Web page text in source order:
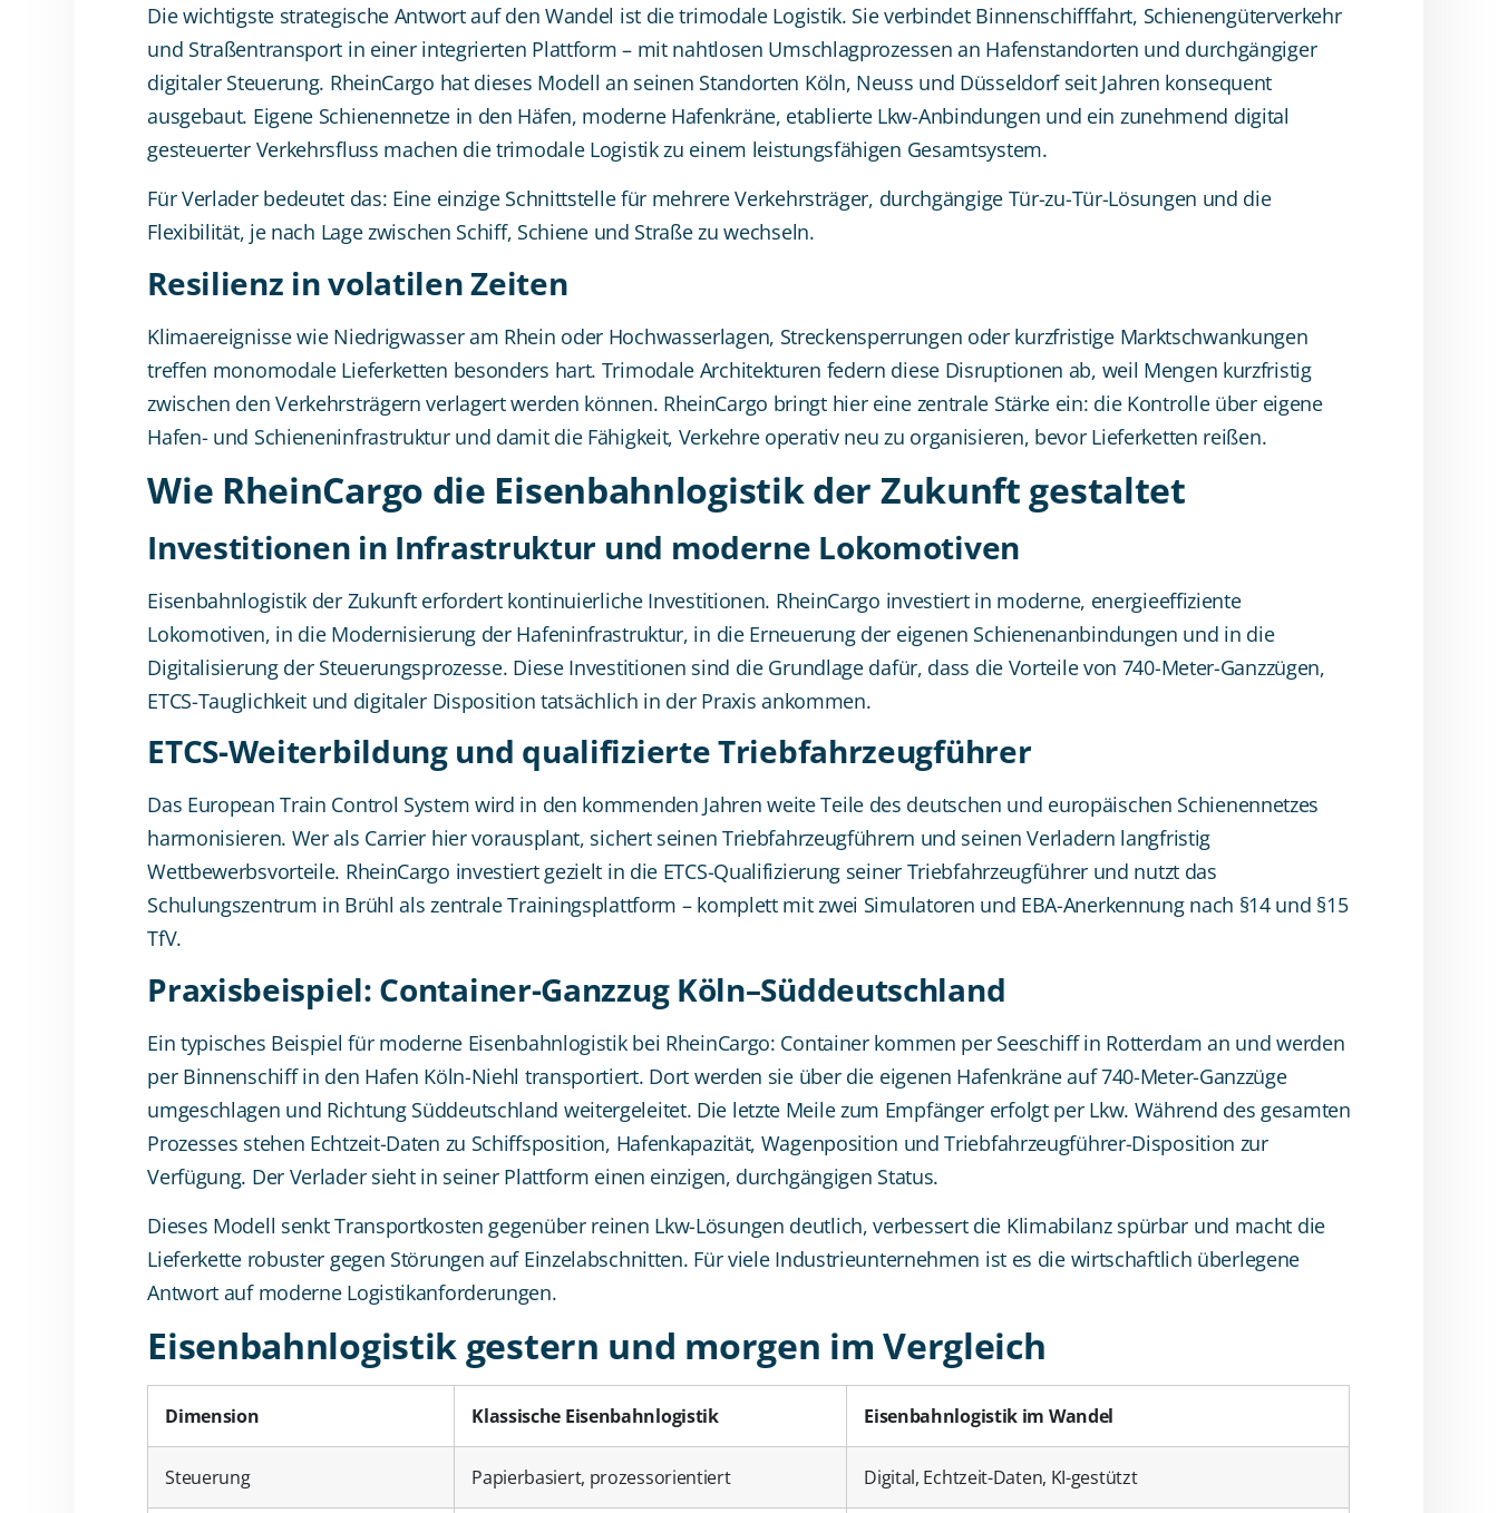
Die wichtigste strategische Antwort auf den Wandel ist die trimodale Logistik. Sie verbindet Binnenschifffahrt, Schienengüterverkehr
und Straßentransport in einer integrierten Plattform – mit nahtlosen Umschlagprozessen an Hafenstandorten und durchgängiger
digitaler Steuerung. RheinCargo hat dieses Modell an seinen Standorten Köln, Neuss und Düsseldorf seit Jahren konsequent
ausgebaut. Eigene Schienennetze in den Häfen, moderne Hafenkräne, etablierte Lkw-Anbindungen und ein zunehmend digital
gesteuerter Verkehrsfluss machen die trimodale Logistik zu einem leistungsfähigen Gesamtsystem.
Für Verlader bedeutet das: Eine einzige Schnittstelle für mehrere Verkehrsträger, durchgängige Tür-zu-Tür-Lösungen und die
Flexibilität, je nach Lage zwischen Schiff, Schiene und Straße zu wechseln.
Resilienz in volatilen Zeiten
Klimaereignisse wie Niedrigwasser am Rhein oder Hochwasserlagen, Streckensperrungen oder kurzfristige Marktschwankungen
treffen monomodale Lieferketten besonders hart. Trimodale Architekturen federn diese Disruptionen ab, weil Mengen kurzfristig
zwischen den Verkehrsträgern verlagert werden können. RheinCargo bringt hier eine zentrale Stärke ein: die Kontrolle über eigene
Hafen- und Schieneninfrastruktur und damit die Fähigkeit, Verkehre operativ neu zu organisieren, bevor Lieferketten reißen.
Wie RheinCargo die Eisenbahnlogistik der Zukunft gestaltet
Investitionen in Infrastruktur und moderne Lokomotiven
Eisenbahnlogistik der Zukunft erfordert kontinuierliche Investitionen. RheinCargo investiert in moderne, energieeffiziente
Lokomotiven, in die Modernisierung der Hafeninfrastruktur, in die Erneuerung der eigenen Schienenanbindungen und in die
Digitalisierung der Steuerungsprozesse. Diese Investitionen sind die Grundlage dafür, dass die Vorteile von 740-Meter-Ganzzügen,
ETCS-Tauglichkeit und digitaler Disposition tatsächlich in der Praxis ankommen.
ETCS-Weiterbildung und qualifizierte Triebfahrzeugführer
Das European Train Control System wird in den kommenden Jahren weite Teile des deutschen und europäischen Schienennetzes
harmonisieren. Wer als Carrier hier vorausplant, sichert seinen Triebfahrzeugführern und seinen Verladern langfristig
Wettbewerbsvorteile. RheinCargo investiert gezielt in die ETCS-Qualifizierung seiner Triebfahrzeugführer und nutzt das
Schulungszentrum in Brühl als zentrale Trainingsplattform – komplett mit zwei Simulatoren und EBA-Anerkennung nach §14 und §15
TfV.
Praxisbeispiel: Container-Ganzzug Köln–Süddeutschland
Ein typisches Beispiel für moderne Eisenbahnlogistik bei RheinCargo: Container kommen per Seeschiff in Rotterdam an und werden
per Binnenschiff in den Hafen Köln-Niehl transportiert. Dort werden sie über die eigenen Hafenkräne auf 740-Meter-Ganzzüge
umgeschlagen und Richtung Süddeutschland weitergeleitet. Die letzte Meile zum Empfänger erfolgt per Lkw. Während des gesamten
Prozesses stehen Echtzeit-Daten zu Schiffsposition, Hafenkapazität, Wagenposition und Triebfahrzeugführer-Disposition zur
Verfügung. Der Verlader sieht in seiner Plattform einen einzigen, durchgängigen Status.
Dieses Modell senkt Transportkosten gegenüber reinen Lkw-Lösungen deutlich, verbessert die Klimabilanz spürbar und macht die
Lieferkette robuster gegen Störungen auf Einzelabschnitten. Für viele Industrieunternehmen ist es die wirtschaftlich überlegene
Antwort auf moderne Logistikanforderungen.
Eisenbahnlogistik gestern und morgen im Vergleich
Dimension Klassische Eisenbahnlogistik Eisenbahnlogistik im Wandel
Steuerung Papierbasiert, prozessorientiert Digital, Echtzeit-Daten, KI-gestützt